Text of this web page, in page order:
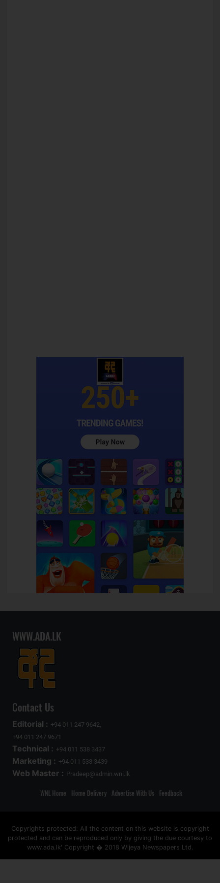
WWW.ADA.LK
Contact Us
Editorial : +94 011 247 9642,
+94 011 247 9671
Technical : +94 011 538 3437
Marketing : +94 011 538 3439
Web Master : Pradeep@admin.wnl.lk
WNL Home Home Delivery Advertise With Us Feedback
Copyrights protected: All the content on this website is copyright
protected and can be reproduced only by giving the due courtesy to
www.ada.lk' Copyright � 2018 Wijeya Newspapers Ltd.